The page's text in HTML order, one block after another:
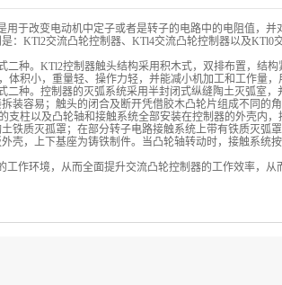
于改变电动机中定子或者是转子的电路中的电阻值，并
：KTl2交流凸轮控制器、KTl4交流凸轮控制器以及KTl0
种。KTl2控制器触头结构采用积木式，双排布置，结构
积小，重量轻、操作力轻，并能减小机加工和工作量，
种。控制器的灭弧系统采用半封闭式纵缝陶土灭弧室，
装容易；触头的闭合及断开凭借胶木凸轮片组成不同的角
柱以及凸轮轴和接触系统全部安装在控制器的外壳内，
铁质灭孤罩；在部分转子电路接触系统上带有铁质灭弧
壳，上下基座为铸铁制件。当凸轮轴转动时，接触系统
作环境，从而全面提升交流凸轮控制器的工作效率，从